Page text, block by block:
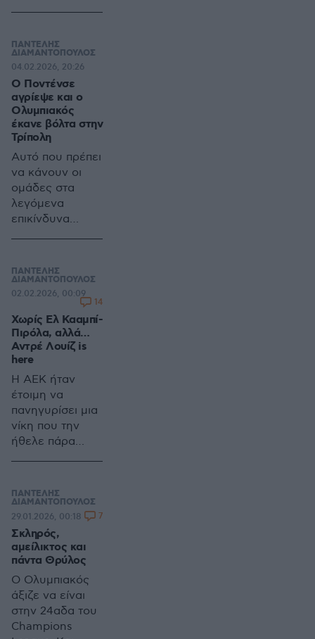
ΠΑΝΤΕΛΗΣ
ΔΙΑΜΑΝΤΟΠΟΥΛΟΣ
Ο Ποντένσε
αγρίεψε και ο
Ολυμπιακός
έκανε βόλτα στην
Τρίπολη
Αυτό που πρέπει
να κάνουν οι
ομάδες στα
λεγόμενα
επικίνδυνα
πράξει ο
Ολυμπιακός
στην Τρίπολη.
Ψεκάστε,
σκουπίστε,
τελειώσατε
όπως έλεγε και
η περίφημη
διαφήμιση.
04.02.2026, 20:26
ΠΑΝΤΕΛΗΣ
ΔΙΑΜΑΝΤΟΠΟΥΛΟΣ
Χωρίς Ελ Κααμπί-
Πιρόλα, αλλά…
Αντρέ Λουίζ is
here
Η ΑΕΚ ήταν
έτοιμη να
πανηγυρίσει μια
νίκη που την
ήθελε πάρα
πάρει. Ο
Νίκολιτς είχε
σκεφτεί να
κερδίσει αλλιώς
τον Ολυμπιακό
και του έβγαινε,
μέχρι την στιγμή
που μια νέα
φάτσα στο
ελληνικό
02.02.2026, 00:09
14
ΠΑΝΤΕΛΗΣ
ΔΙΑΜΑΝΤΟΠΟΥΛΟΣ
Σκληρός,
αμείλικτος και
πάντα Θρύλος
Ο Ολυμπιακός
άξιζε να είναι
στην 24αδα του
Champions
29.01.2026, 00:18 7